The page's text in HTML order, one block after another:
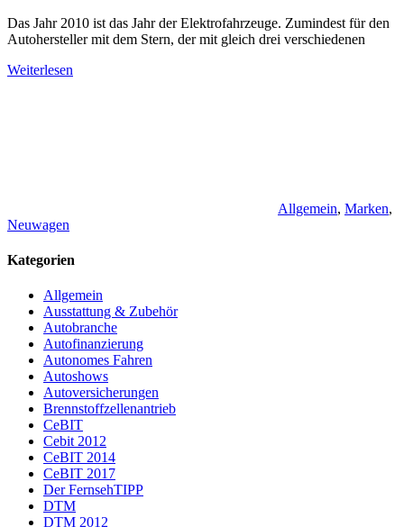
Das Jahr 2010 ist das Jahr der Elektrofahrzeuge. Zumindest für den
Autohersteller mit dem Stern, der mit gleich drei verschiedenen
Weiterlesen
Allgemein, Marken,
Neuwagen
Kategorien
Allgemein
Ausstattung & Zubehör
Autobranche
Autofinanzierung
Autonomes Fahren
Autoshows
Autoversicherungen
Brennstoffzellenantrieb
CeBIT
Cebit 2012
CeBIT 2014
CeBIT 2017
Der FernsehTIPP
DTM
DTM 2012